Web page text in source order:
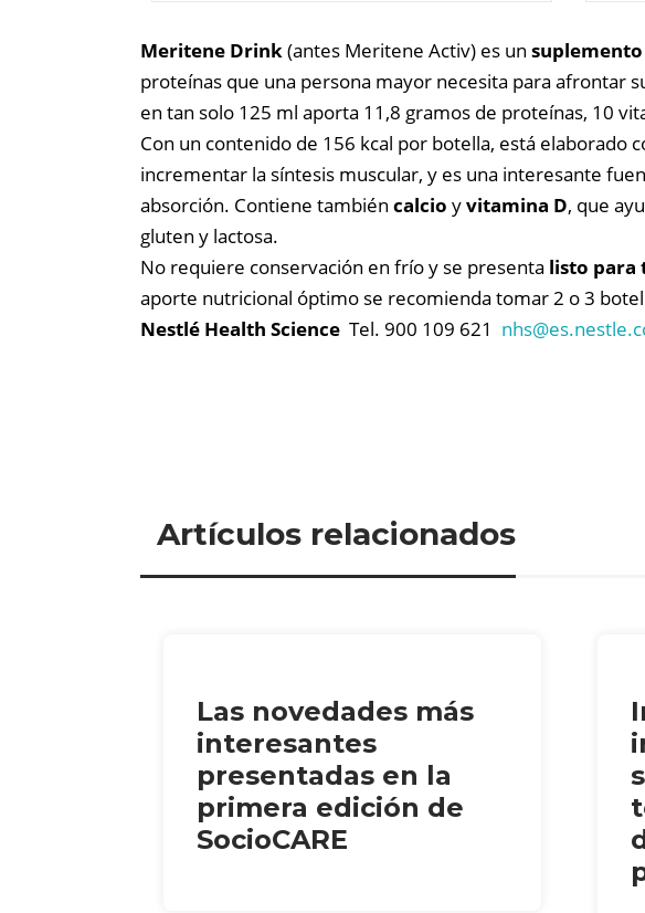
Meritene Drink(antes Meritene Activ) es un
proteínas que una persona mayor necesita para afrontar
en tan solo 125 ml aporta 11,8 gramos de proteínas, 10
Con un contenido de 156 kcal por botella, está elaborado
incrementar la síntesis muscular, y es una interesante
absorción. Contiene también calcio yvitamina D, que
gluten y lactosa.
No requiere conservación en frío y se presenta listo para
aporte nutricional óptimo se recomienda tomar 2 o 3
Nestlé Health Science Tel. 900 109 621 nhs@
Artículos relacionados
Las novedades más
interesantes
presentadas en la
primera edición de
SocioCARE